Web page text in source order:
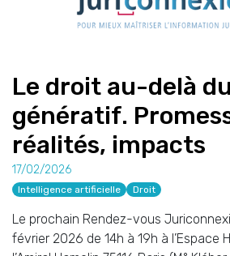
Le droit au-delà du
génératif.
réalités, impacts
17/02/2026
Intelligence artificielle Droit
Le prochain Rendez-vous
février 2026 de 14h à 19h à l’Espace